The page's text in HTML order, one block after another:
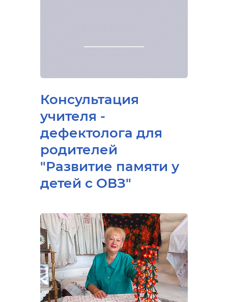
Консультация
учителя -
дефектолога для
родителей
"Развитие памяти у
детей с ОВЗ"